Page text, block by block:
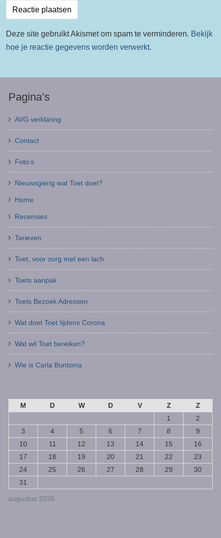
Deze site gebruikt Akismet om spam te verminderen. Bekijk
hoe je reactie gegevens worden verwerkt.
Pagina’s
AVG verklaring
Contact
Foto’s
Nieuwsgierig wat Toet doet?
Home
Recensies
Tarieven
Toet, voor zorg met een lach
Toets aanpak
Toets Bezoek Adressen
Wat doet Toet tijdens Corona
Wat wil Toet bereiken?
Wie is Carla Buntsma
augustus 2026
M D W D V Z
Z
1
2
3
4 5 6 7 8
9
10
11 12 13 14 15
16
17
18 19 20 21 22
23
24
25 26 27 28 29
30
31